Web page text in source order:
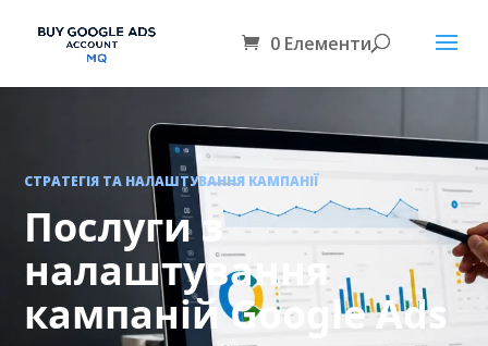
0 Елементи
СТРАТЕГІЯ ТА НАЛАШТУВАННЯ КАМПАНІЇ
Послуги з
налаштування
кампаній Google Ads